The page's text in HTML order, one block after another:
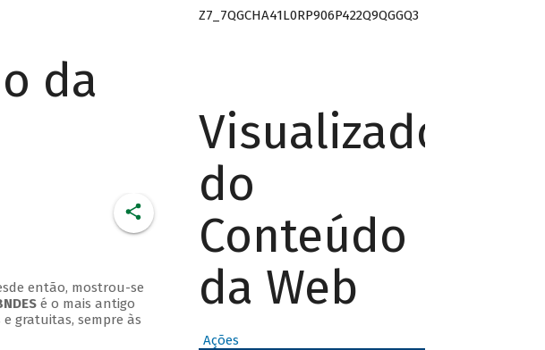
da
então, mostrou-se
é o mais antigo
gratuitas, sempre às
Z7_7QGCHA41L0RP906P422Q9QGGQ3
Visualizador
do
Conteúdo
da Web
Ações